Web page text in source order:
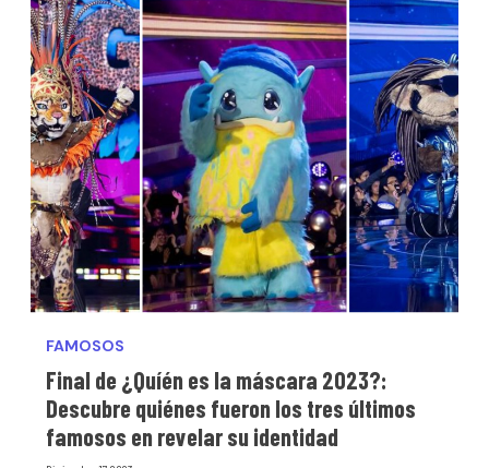
FAMOSOS
Final de ¿Quíén es la máscara 2023?:
Descubre quiénes fueron los tres últimos
famosos en revelar su identidad